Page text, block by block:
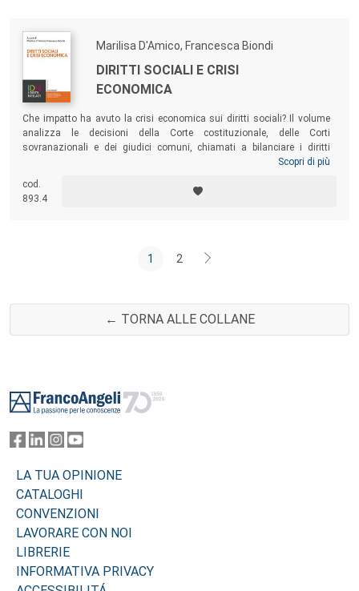
Marilisa D'Amico, Francesca Biondi
DIRITTI SOCIALI E CRISI
ECONOMICA
Che impatto ha avuto la crisi economica sui diritti sociali? Il volume
analizza le decisioni della Corte costituzionale, delle Corti
sovranazionali e dei giudici comuni, chiamati a bilanciare i diritti
sociali con le esigenze di contenimento della spesa pubblica dettate
studiosi dell’Università di Milano chiamati ad analizzare l’impatto
della crisi economico-finanziaria sui soggetti che versano in una
Scopri di più
cod.
893.4
1 2
← TORNA ALLE COLLANE
LA TUA OPINIONE
CATALOGHI
CONVENZIONI
LAVORARE CON NOI
LIBRERIE
INFORMATIVA PRIVACY